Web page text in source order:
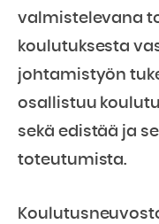
valmistelevana
koulutuksesta
johtamistyön
osallistuu
sekä edistää ja
toteutumista.